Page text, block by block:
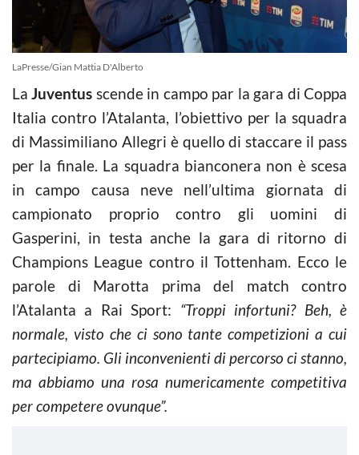
LaPresse/Gian Mattia D'Alberto
LaJuventus scende in campo par la gara di Coppa
Italia contro l’Atalanta, l’obiettivo per la squadra
di Massimiliano Allegri è quello di staccare il pass
per la finale. La squadra bianconera non è scesa
in campo causa neve nell’ultima giornata di
campionato proprio contro gli uomini di
Gasperini, in testa anche la gara di ritorno di
Champions League contro il Tottenham. Ecco le
parole di Marotta prima del match contro
l’Atalanta a Rai Sport: “Troppi infortuni? Beh, è
normale, visto che ci sono tante competizioni a cui
partecipiamo. Gli inconvenienti di percorso ci stanno,
ma abbiamo una rosa numericamente competitiva
per competere ovunque”.